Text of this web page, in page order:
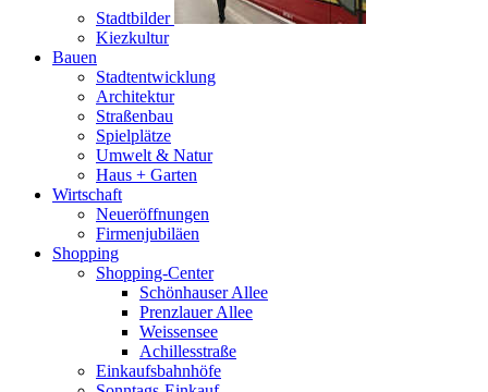
Stadtbilder
Kiezkultur
Bauen
Stadtentwicklung
Architektur
Straßenbau
Spielplätze
Umwelt & Natur
Haus + Garten
Wirtschaft
Neueröffnungen
Firmenjubiläen
Shopping
Shopping-Center
Schönhauser Allee
Prenzlauer Allee
Weissensee
Achillesstraße
Einkaufsbahnhöfe